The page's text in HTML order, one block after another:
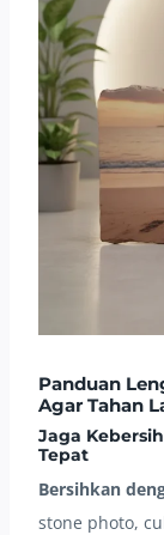
Panduan
Agar Tahan
Jaga
Tepat
Bersihkan
stone photo,